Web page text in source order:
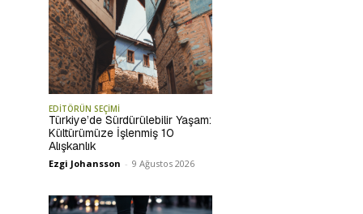
EDİTÖRÜN SEÇİMİ
Türkiye’de Sürdürülebilir Yaşam:
Kültürümüze İşlenmiş 10
Alışkanlık
Ezgi Johansson - 9 Ağustos 2026